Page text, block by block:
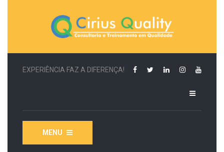
EXPERIÊNCIA FAZ A DIFERENÇA!
MENU